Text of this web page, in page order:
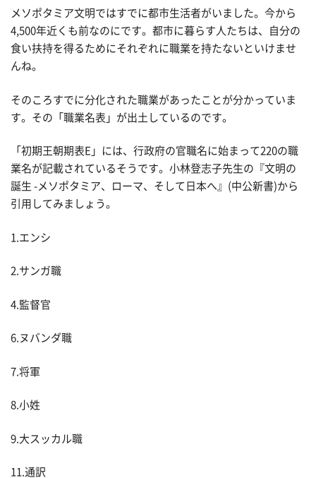
メソポタミア文明ではすでに都市生活者がいました。今から
4,500年近くも前なのにです。都市に暮らす人たちは、自分の
食い扶持を得るためにそれぞれに職業を持たないといけませ
んね。
そのころすでに分化された職業があったことが分かっていま
す。その「職業名表」が出土しているのです。
「初期王朝期表E」には、行政府の官職名に始まって220の職
業名が記載されているそうです。小林登志子先生の『文明の
誕生 -メソポタミア、ローマ、そして日本へ』(中公新書)から
引用してみましょう。
1.エンシ
2.サンガ職
4.監督官
6.ヌバンダ職
7.将軍
8.小姓
9.大スッカル職
11.通訳